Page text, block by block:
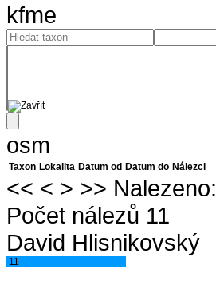
kfme
osm
Taxon Lokalita Datum od Datum do Nálezci
<< < > >> Nalezeno:
Počet nálezů 11
David Hlisnikovský
11